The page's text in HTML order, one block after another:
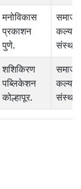
मनोविकास
प्रकाशन
पुणे.
समाज
कल्याण
संस्था.
शशिकिरण
पब्लिकेशन
कोल्हापूर.
समाज
कल्याण
संस्था.